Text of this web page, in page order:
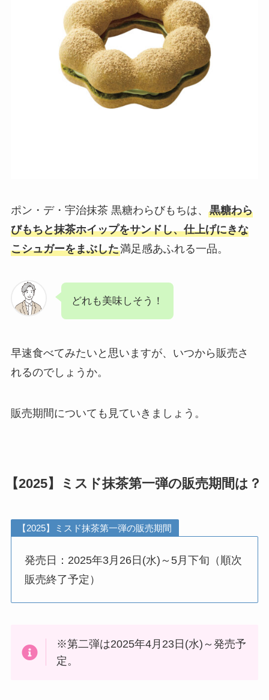
ポン・デ・宇治抹茶 黒糖わらびもちは、 黒糖わら
びもちと抹茶ホイップをサンドし、仕上げにきな
こシュガーをまぶした満足感あふれる一品。
どれも美味しそう！
早速食べてみたいと思いますが、いつから販売さ
れるのでしょうか。
販売期間についても見ていきましょう。
【2025】ミスド抹茶第一弾の販売期間は？
【2025】ミスド抹茶第一弾の販売期間
発売日：2025年3月26日(水)～5月下旬（順次
販売終了予定）
※第二弾は2025年4月23日(水)～発売予
定。